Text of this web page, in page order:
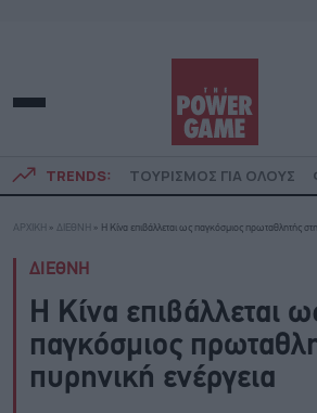
TRENDS: ΤΟΥΡΙΣΜΟΣ ΓΙΑ ΟΛΟΥΣ
ΑΡΧΙΚΗ » ΔΙΕΘΝΗ » Η Κίνα επιβάλλεται ως παγκόσμιος πρωταθλητής
ΔΙΕΘΝΗ
Η Κίνα επιβάλλεται
παγκόσμιος
πυρηνική ενέργεια